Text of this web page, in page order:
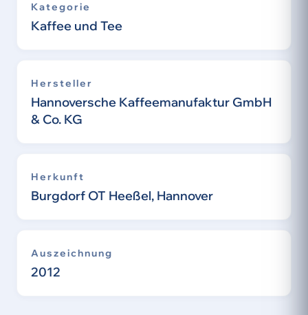
Kategorie
Kaffee und Tee
Hersteller
Hannoversche Kaffeemanufaktur GmbH
& Co. KG
Herkunft
Burgdorf OT Heeßel, Hannover
Auszeichnung
2012